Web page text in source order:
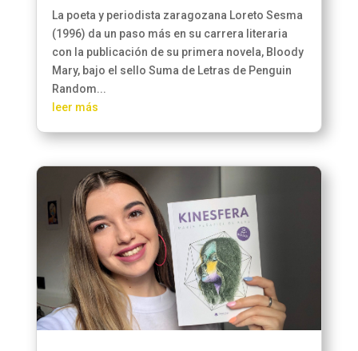
La poeta y periodista zaragozana Loreto Sesma
(1996) da un paso más en su carrera literaria
con la publicación de su primera novela, Bloody
Mary, bajo el sello Suma de Letras de Penguin
Random...
leer más